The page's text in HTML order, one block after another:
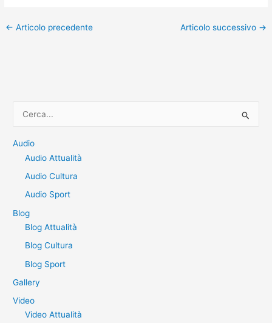
← Articolo precedente Articolo successivo →
r
Audio
Audio Attualità
Audio Cultura
Audio Sport
Blog
Blog Attualità
Blog Cultura
Blog Sport
Gallery
Video
Video Attualità